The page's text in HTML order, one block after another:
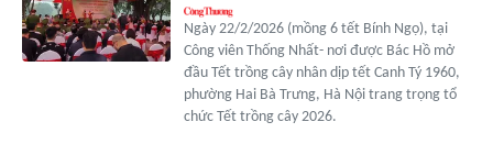
Ngày 22/2/2026 (mồng 6 tết Bính Ngọ), tại
Công viên Thống Nhất- nơi được Bác Hồ mở
đầu Tết trồng cây nhân dịp tết Canh Tý 1960,
phường Hai Bà Trưng, Hà Nội trang trọng tổ
chức Tết trồng cây 2026.